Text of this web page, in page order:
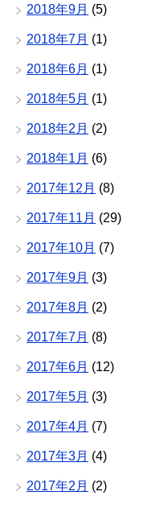
2018年9月 (5)
2018年7月 (1)
2018年6月 (1)
2018年5月 (1)
2018年2月 (2)
2018年1月 (6)
2017年12月 (8)
2017年11月 (29)
2017年10月 (7)
2017年9月 (3)
2017年8月 (2)
2017年7月 (8)
2017年6月 (12)
2017年5月 (3)
2017年4月 (7)
2017年3月 (4)
2017年2月 (2)